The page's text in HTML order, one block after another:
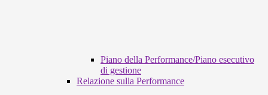
Piano della Performance/Piano esecutivo
di gestione
Relazione sulla Performance